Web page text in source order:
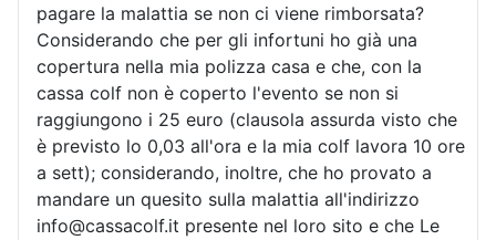
pagare la malattia se non ci viene rimborsata?
Considerando che per gli infortuni ho già una
copertura nella mia polizza casa e che, con la
cassa colf non è coperto l'evento se non si
raggiungono i 25 euro (clausola assurda visto che
è previsto lo 0,03 all'ora e la mia colf lavora 10 ore
a sett); considerando, inoltre, che ho provato a
mandare un quesito sulla malattia all'indirizzo
info@cassacolf.it presente nel loro sito e che Le